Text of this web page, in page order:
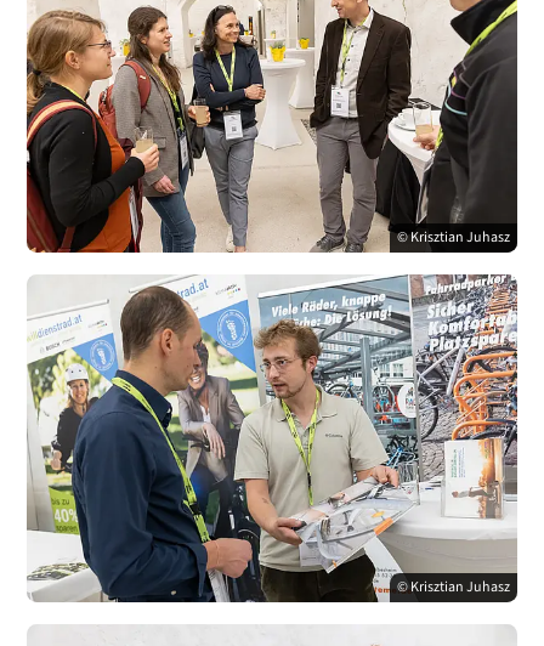
© Krisztian Juhasz
© Krisztian Juhasz